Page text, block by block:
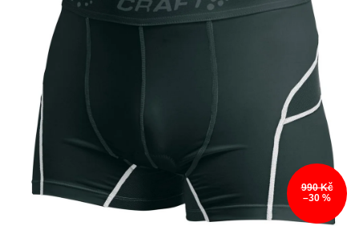
990 Kč
–30 %